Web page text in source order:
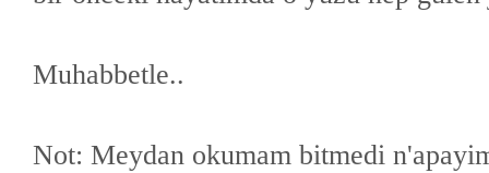
Muhabbetle..
Not: Meydan okumam bitmedi